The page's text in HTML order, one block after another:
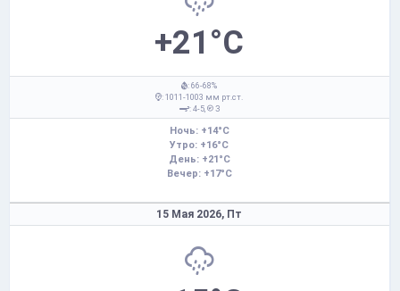
+21°C
: 66-68%
: 1011-1003 мм рт.ст.
: 4-5,
З
Ночь: +14°C
Утро: +16°C
День: +21°C
Вечер: +17°C
15 Мая 2026, Пт